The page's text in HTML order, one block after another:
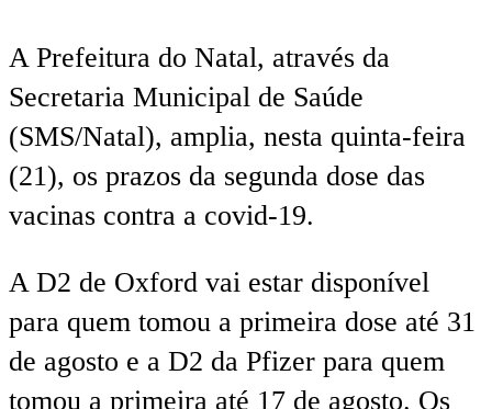
A Prefeitura do Natal, através da
Secretaria Municipal de Saúde
(SMS/Natal), amplia, nesta quinta-feira
(21), os prazos da segunda dose das
vacinas contra a covid-19.
A D2 de Oxford vai estar disponível
para quem tomou a primeira dose até 31
de agosto e a D2 da Pfizer para quem
tomou a primeira até 17 de agosto. Os